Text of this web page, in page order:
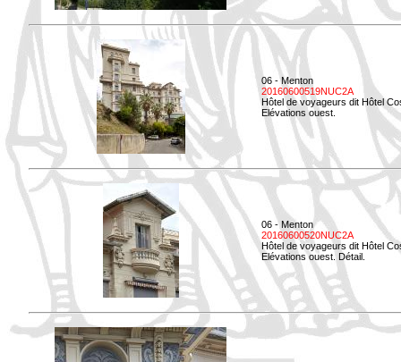
06 - Menton
20160600519NUC2A
Hôtel de voyageurs dit Hôtel
Elévations ouest.
06 - Menton
20160600520NUC2A
Hôtel de voyageurs dit Hôtel
Elévations ouest. Détail.